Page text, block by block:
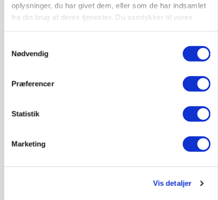
oplysninger, du har givet dem, eller som de har indsamlet
fra din brug af deres tjenester. Du samtykker til vores
Nødvendig
Præferencer
Statistik
Marketing
Vis detaljer
Snart kan man søge tilskud til naturprojekter